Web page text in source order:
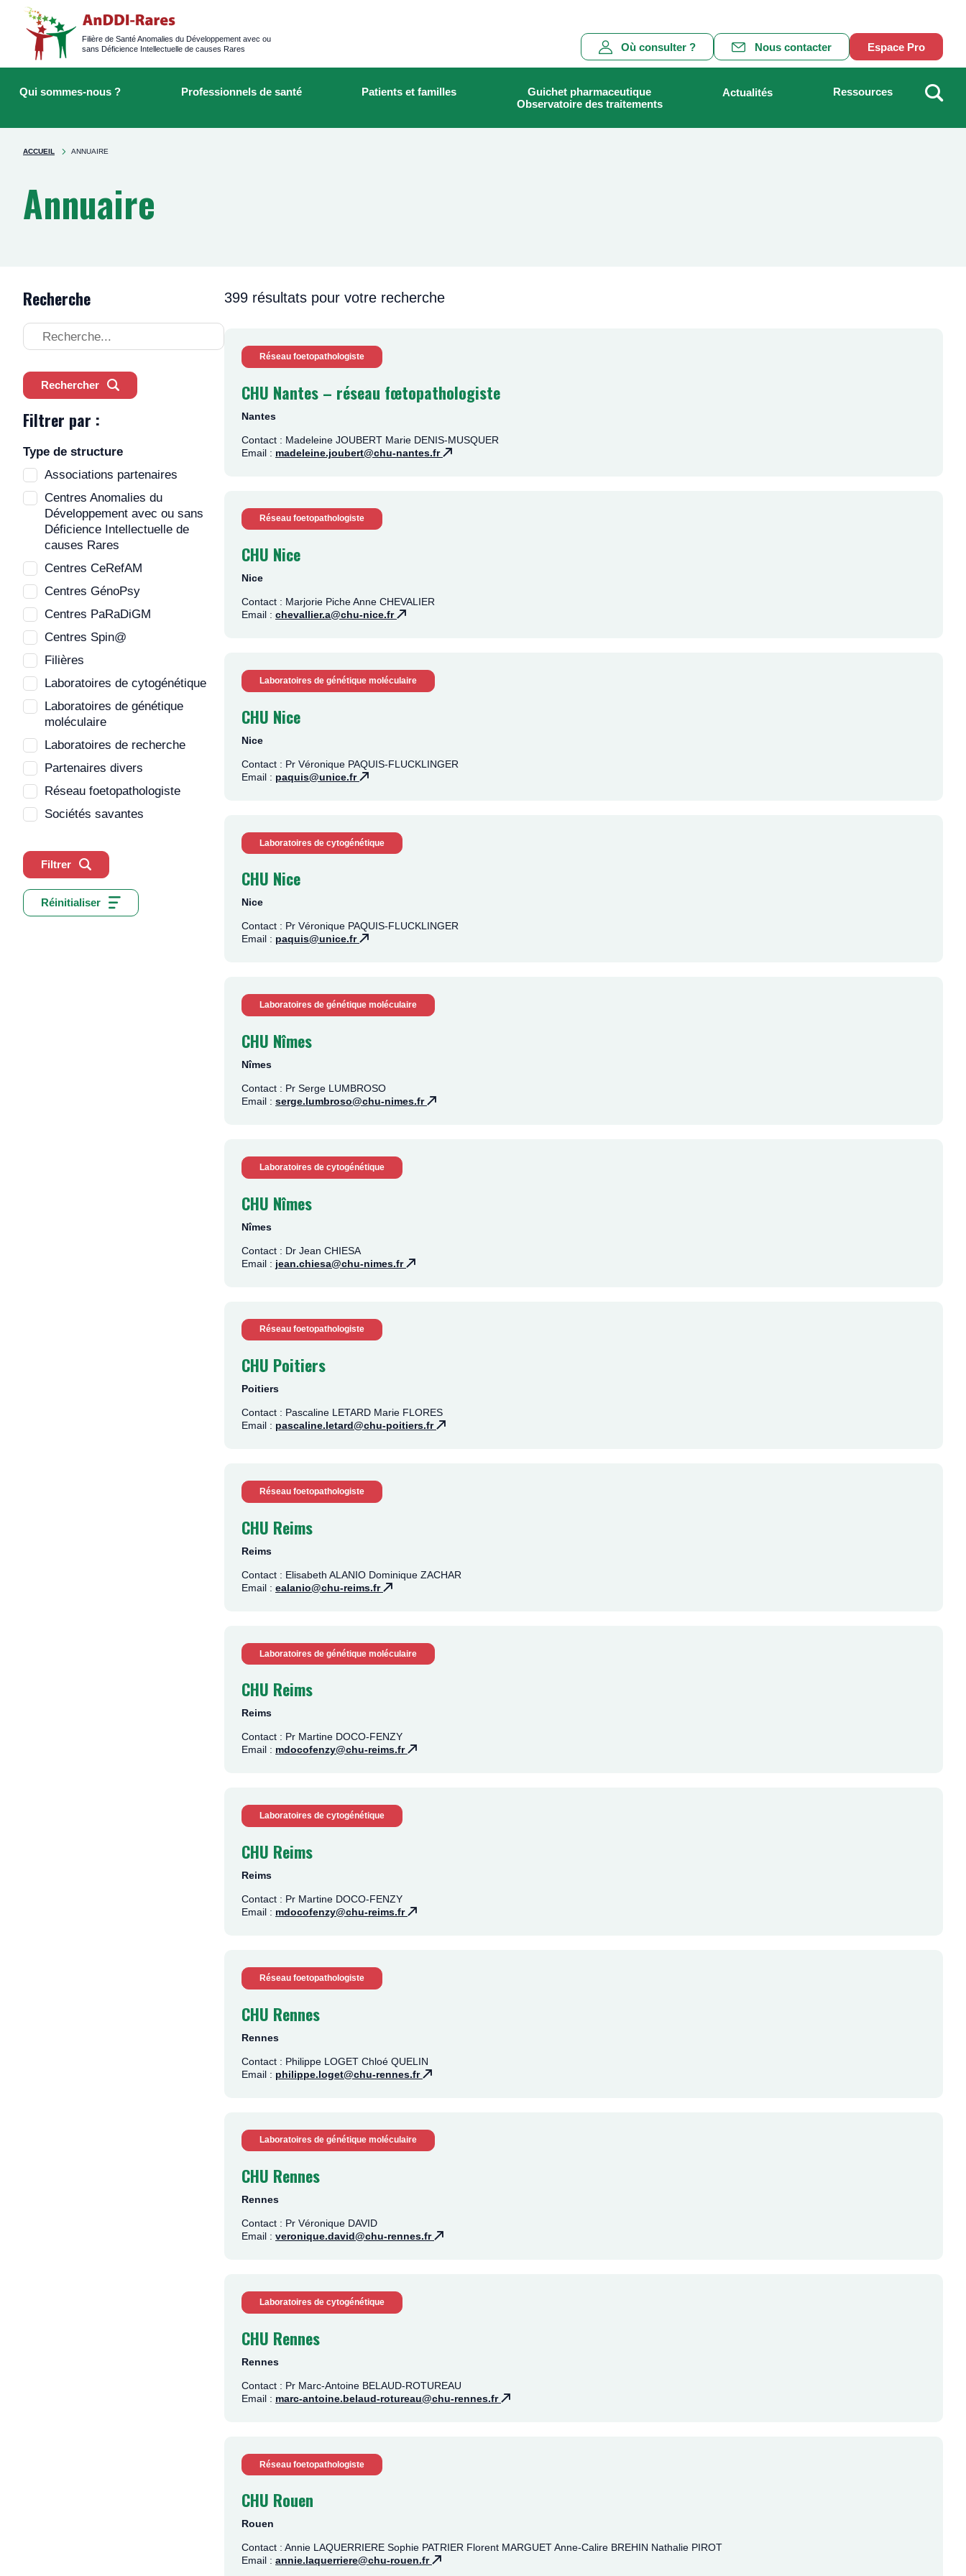
Logged
main
navigation
Filière de Santé Anomalies du Développement avec ou
sans Déficience Intellectuelle de causes Rares
Main
navigation
Où consulter ? Nous contacter Espace Pro
sur
Rechercher
navigation
Qui sommes-nous ? Professionnels de santé Patients et familles
Guichet pharmaceutique
Observatoire des traitements
Actualités Ressources
You're
ACCUEIL ANNUAIRE
Annuaire
Recherche
Recherche
Rechercher
Filtrer par :
Type de structure
Associations partenaires
Centres Anomalies du
Développement avec ou sans
Déficience Intellectuelle de
causes Rares
Centres CeRefAM
Centres GénoPsy
Centres PaRaDiGM
Centres Spin@
Filières
Laboratoires de cytogénétique
Laboratoires de génétique
moléculaire
Laboratoires de recherche
Partenaires divers
Réseau foetopathologiste
Sociétés savantes
Filtrer
Réinitialiser
399 résultats pour votre recherche
Réseau foetopathologiste
CHU Nantes – réseau fœtopathologiste
Nantes
Contact : Madeleine JOUBERT Marie DENIS-MUSQUER
Email : madeleine.joubert@chu-nantes.fr
Réseau foetopathologiste
CHU Nice
Nice
Contact : Marjorie Piche Anne CHEVALIER
Email : chevallier.a@chu-nice.fr
Laboratoires de génétique moléculaire
CHU Nice
Nice
Contact : Pr Véronique PAQUIS-FLUCKLINGER
Email : paquis@unice.fr
Laboratoires de cytogénétique
CHU Nice
Nice
Contact : Pr Véronique PAQUIS-FLUCKLINGER
Email : paquis@unice.fr
Laboratoires de génétique moléculaire
CHU Nîmes
Nîmes
Contact : Pr Serge LUMBROSO
Email : serge.lumbroso@chu-nimes.fr
Laboratoires de cytogénétique
CHU Nîmes
Nîmes
Contact : Dr Jean CHIESA
Email : jean.chiesa@chu-nimes.fr
Réseau foetopathologiste
CHU Poitiers
Poitiers
Contact : Pascaline LETARD Marie FLORES
Email : pascaline.letard@chu-poitiers.fr
Réseau foetopathologiste
CHU Reims
Reims
Contact : Elisabeth ALANIO Dominique ZACHAR
Email : ealanio@chu-reims.fr
Laboratoires de génétique moléculaire
CHU Reims
Reims
Contact : Pr Martine DOCO-FENZY
Email : mdocofenzy@chu-reims.fr
Laboratoires de cytogénétique
CHU Reims
Reims
Contact : Pr Martine DOCO-FENZY
Email : mdocofenzy@chu-reims.fr
Réseau foetopathologiste
CHU Rennes
Rennes
Contact : Philippe LOGET Chloé QUELIN
Email : philippe.loget@chu-rennes.fr
Laboratoires de génétique moléculaire
CHU Rennes
Rennes
Contact : Pr Véronique DAVID
Email : veronique.david@chu-rennes.fr
Laboratoires de cytogénétique
CHU Rennes
Rennes
Contact : Pr Marc-Antoine BELAUD-ROTUREAU
Email : marc-antoine.belaud-rotureau@chu-rennes.fr
Réseau foetopathologiste
CHU Rouen
Rouen
Contact : Annie LAQUERRIERE Sophie PATRIER Florent MARGUET Anne-Calire BREHIN Nathalie PIROT
Email : annie.laquerriere@chu-rouen.fr